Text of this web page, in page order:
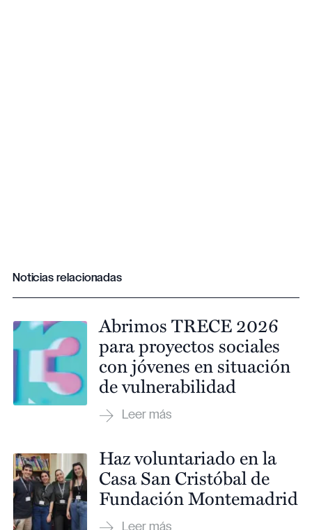
Noticias relacionadas
Abrimos TRECE 2026
para proyectos sociales
con jóvenes en situación
de vulnerabilidad
Haz voluntariado en la
Casa San Cristóbal de
Fundación Montemadrid